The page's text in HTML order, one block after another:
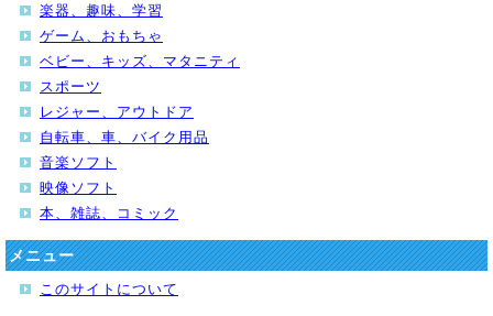
楽器、趣味、学習
ゲーム、おもちゃ
ベビー、キッズ、マタニティ
スポーツ
レジャー、アウトドア
自転車、車、バイク用品
音楽ソフト
映像ソフト
本、雑誌、コミック
メニュー
このサイトについて